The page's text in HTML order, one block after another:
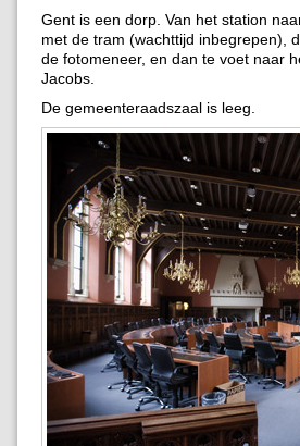
Gent is een dorp. Van het station
met de tram (wachttijd inbegrepen),
de fotomeneer, en dan te voet naar
Jacobs.
De gemeenteraadszaal is leeg.